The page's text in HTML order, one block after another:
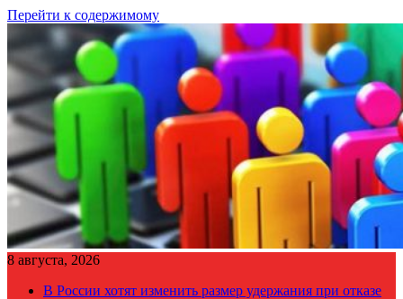
Перейти к содержимому
8 августа, 2026
В России хотят изменить размер удержания при отказе